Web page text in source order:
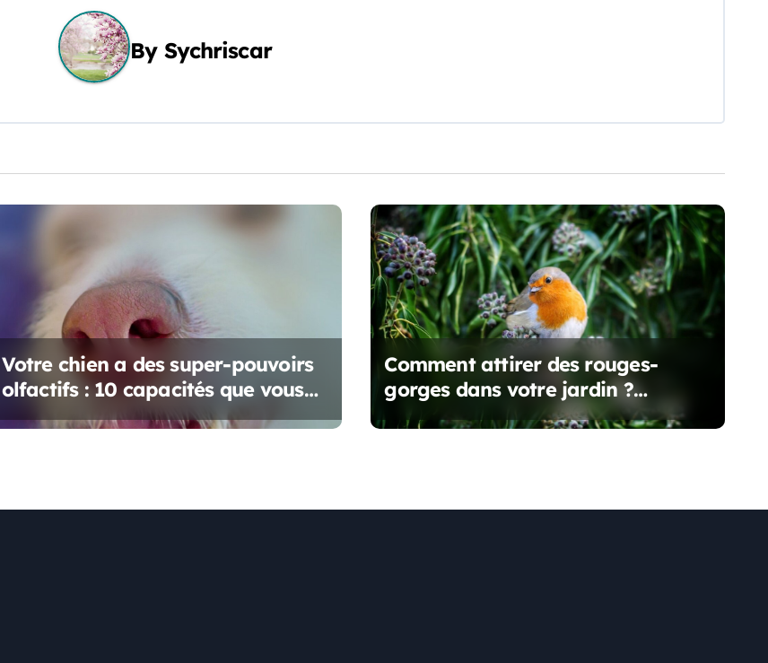
By Sychriscar
Votre chien a des super-pouvoirs
olfactifs : 10 capacités que vous
ne pourrez jamais comprendre !
Comment attirer des rouges-
gorges dans votre jardin ?
Découvrez le secret infaillible !